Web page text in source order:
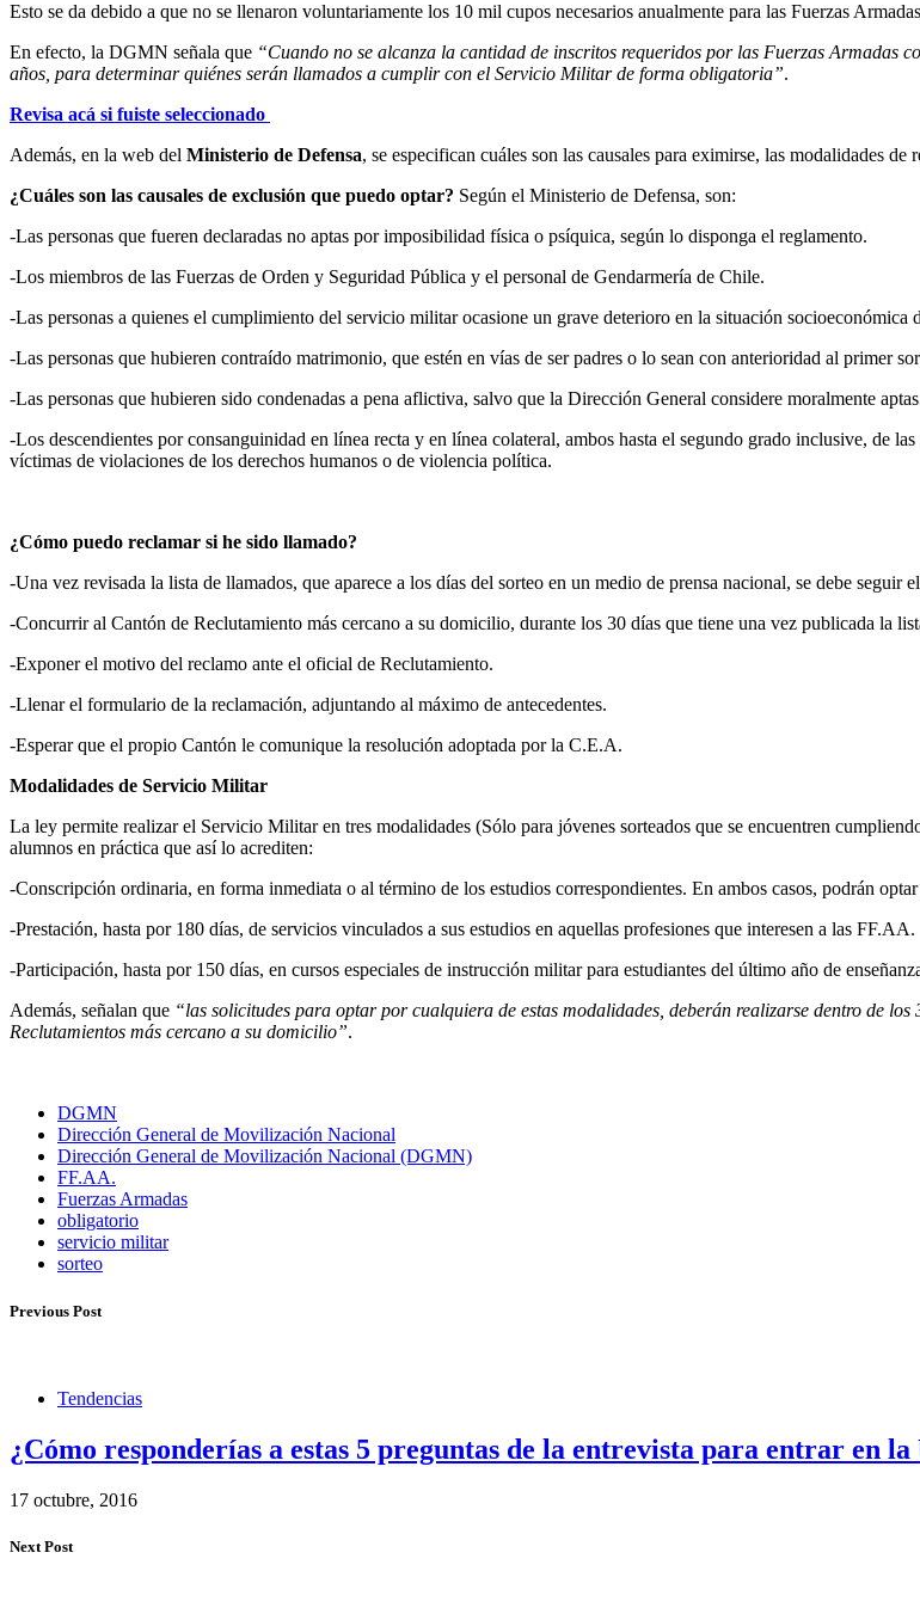
Esto se da debido a que no se llenaron voluntariamente los 10 mil cupos necesarios anualmente para las Fuerzas
En efecto, la DGMN señala que “Cuando no se alcanza la cantidad de inscritos requeridos por las Fuerzas Armadas
años, para determinar quiénes serán llamados a cumplir con el Servicio Militar de forma obligatoria”.
Revisa acá si fuiste seleccionado
Además, en la web del Ministerio de Defensa, se especifican cuáles son las causales para eximirse, las modalidades
¿Cuáles son las causales de exclusión que puedo optar? Según el Ministerio de Defensa, son:
-Las personas que fueren declaradas no aptas por imposibilidad física o psíquica, según lo disponga el reglamento.
-Los miembros de las Fuerzas de Orden y Seguridad Pública y el personal de Gendarmería de Chile.
-Las personas a quienes el cumplimiento del servicio militar ocasione un grave deterioro en la situación
-Las personas que hubieren contraído matrimonio, que estén en vías de ser padres o lo sean con anterioridad al primer
-Las personas que hubieren sido condenadas a pena aflictiva, salvo que la Dirección General considere moralmente
-Los descendientes por consanguinidad en línea recta y en línea colateral, ambos hasta el segundo grado inclusive, de
víctimas de violaciones de los derechos humanos o de violencia política.
¿Cómo puedo reclamar si he sido llamado?
-Una vez revisada la lista de llamados, que aparece a los días del sorteo en un medio de prensa nacional, se debe seguir
-Concurrir al Cantón de Reclutamiento más cercano a su domicilio, durante los 30 días que tiene una vez publicada la
-Exponer el motivo del reclamo ante el oficial de Reclutamiento.
-Llenar el formulario de la reclamación, adjuntando al máximo de antecedentes.
-Esperar que el propio Cantón le comunique la resolución adoptada por la C.E.A.
Modalidades de Servicio Militar
La ley permite realizar el Servicio Militar en tres modalidades (Sólo para jóvenes sorteados que se encuentren
alumnos en práctica que así lo acrediten:
-Conscripción ordinaria, en forma inmediata o al término de los estudios correspondientes. En ambos casos, podrán
-Prestación, hasta por 180 días, de servicios vinculados a sus estudios en aquellas profesiones que interesen a las FF.AA.
-Participación, hasta por 150 días, en cursos especiales de instrucción militar para estudiantes del último año de
Además, señalan que “las solicitudes para optar por cualquiera de estas modalidades, deberán realizarse dentro de
Reclutamientos más cercano a su domicilio”.
DGMN
Dirección General de Movilización Nacional
Dirección General de Movilización Nacional (DGMN)
FF.AA.
Fuerzas Armadas
obligatorio
servicio militar
sorteo
Previous Post
Tendencias
¿Cómo responderías a estas 5 preguntas de la entrevista para entrar en
17 octubre, 2016
Next Post